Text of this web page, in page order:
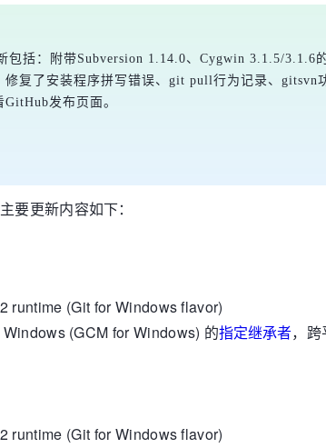
括：附带Subversion 1.14.0、Cygwin 3.1.5/3.1.6
复了安装程序拼写错误、git pull行为记录、gitsvn
发布页面。
要更新内容如下：
runtime (Git for Windows flavor)
(GCM for Windows) 的指定继承者，
runtime (Git for Windows flavor)